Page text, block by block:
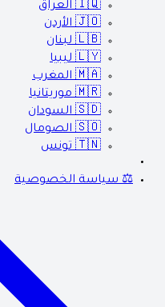
🇮🇶 العراق
🇯🇴 الأردن
🇱🇧 لبنان
🇱🇾 ليبيا
🇲🇦 المغرب
🇲🇷 موريتانيا
🇸🇩 السودان
🇸🇴 الصومال
🇹🇳 تونس
⚖️ سياسة الخصوصية